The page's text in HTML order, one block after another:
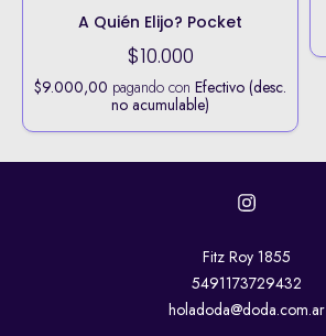
A Quién Elijo? Pocket
$10.000
$9.000,00 pagando conEfectivo (desc.
no acumulable)
Fitz Roy 1855
5491173729432
holadoda@doda.com.ar